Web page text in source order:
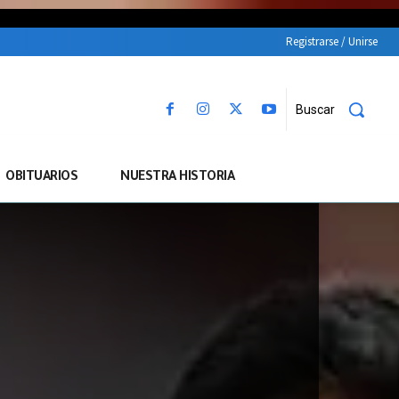
Registrarse / Unirse
Buscar
OBITUARIOS NUESTRA HISTORIA